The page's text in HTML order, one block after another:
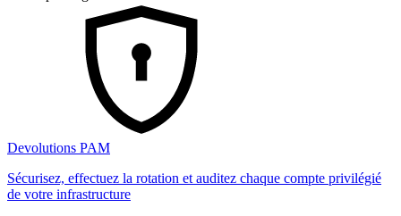
Devolutions PAM
Sécurisez, effectuez la rotation et auditez chaque compte privilégié
de votre infrastructure